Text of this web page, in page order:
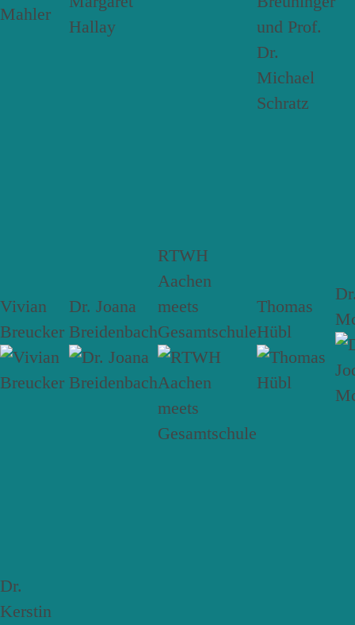
Vivian
Breucker
Dr. Joana
Breidenbach
RTWH
Aachen
meets
Gesamtschule
Thomas
Hübl
Dr.
Kerstin